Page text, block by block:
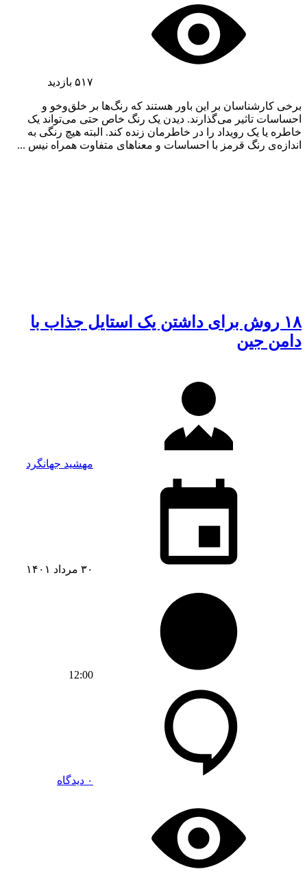
۵۱۷ بازدید
برخی کارشناسان بر این باور هستند که رنگ‌ها بر خلق‌و‌خو و
احساسات تاثیر می‌گذارند. دیدن یک رنگ خاص حتی می‌تواند یک
خاطره یا یک رویداد را در خاطرمان زنده کند. البته هیچ رنگی به
اندازه‌ی رنگ قرمز با احساسات و معناهای متفاوت همراه نیس ...
۱۸ روش برای داشتن یک استایل جذاب با
دامن جین
مهشید جهانگرد
۳۰ مرداد ۱۴۰۱
12:00
۰ دیدگاه